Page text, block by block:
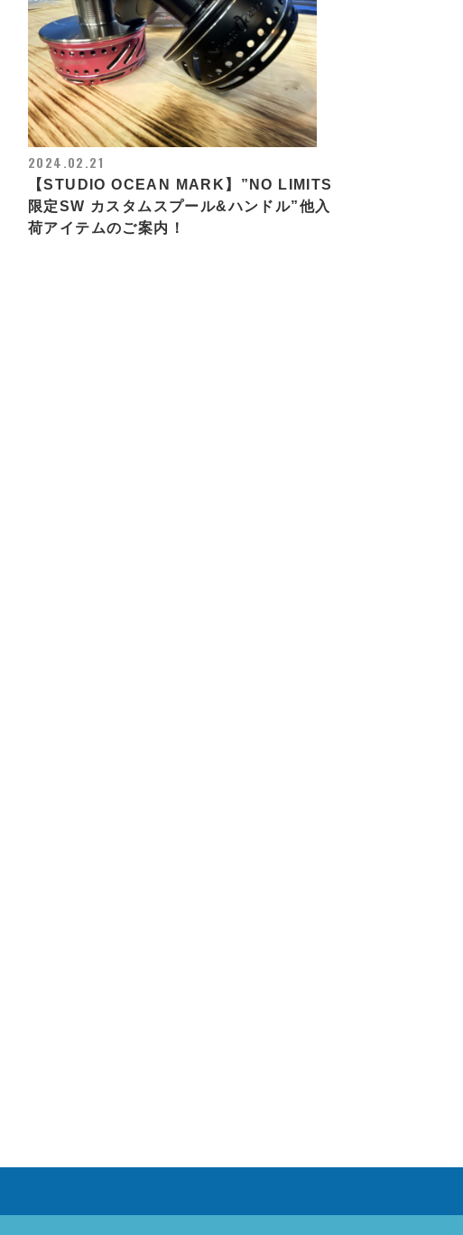
2024.02.21
【STUDIO OCEAN MARK】”NO LIMITS
限定SW カスタムスプール&ハンドル”他入
荷アイテムのご案内！